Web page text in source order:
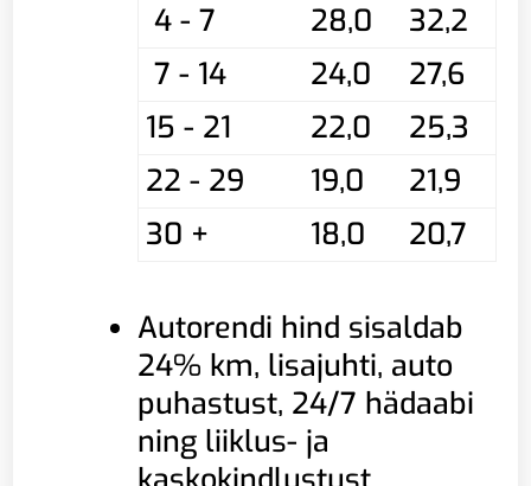
4 - 7
28,0
32,2
7 - 14
24,0
27,6
15 - 21
22,0
25,3
22 - 29
19,0
21,9
30 +
18,0 20,7
Autorendi hind sisaldab
24% km, lisajuhti, auto
puhastust, 24/7 hädaabi
ning liiklus- ja